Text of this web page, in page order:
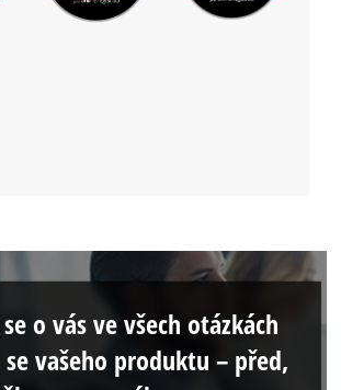
o vás ve všech otázkách
vašeho produktu – před,